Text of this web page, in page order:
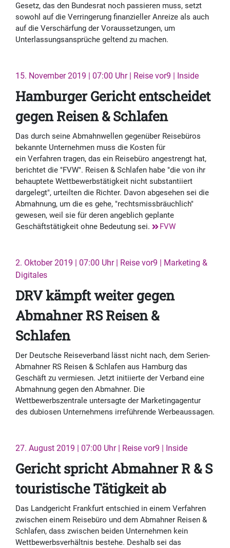
Gesetz, das den Bundesrat noch passieren muss, setzt
sowohl auf die Verringerung finanzieller Anreize als auch
auf die Verschärfung der Voraussetzungen, um
Unterlassungsansprüche geltend zu machen.
15. November 2019 | 07:00 Uhr | Reise vor9 | Inside
Hamburger Gericht entscheidet
gegen Reisen & Schlafen
Das durch seine Abmahnwellen gegenüber Reisebüros
bekannte Unternehmen muss die Kosten für
ein Verfahren tragen, das ein Reisebüro angestrengt hat,
berichtet die "FVW". Reisen & Schlafen habe "die von ihr
behauptete Wettbewerbstätigkeit nicht substantiiert
dargelegt", urteilten die Richter. Davon abgesehen sei die
Abmahnung, um die es gehe, "rechtsmissbräuchlich"
gewesen, weil sie für deren angeblich geplante
Geschäftstätigkeit ohne Bedeutung sei.
FVW
2. Oktober 2019 | 07:00 Uhr | Reise vor9 | Marketing &
Digitales
DRV kämpft weiter gegen
Abmahner RS Reisen &
Schlafen
Der Deutsche Reiseverband lässt nicht nach, dem Serien-
Abmahner RS Reisen & Schlafen aus Hamburg das
Geschäft zu vermiesen. Jetzt initiierte der Verband eine
Abmahnung gegen den Abmahner. Die
Wettbewerbszentrale untersagte der Marketingagentur
des dubiosen Unternehmens irreführende Werbeaussagen.
27. August 2019 | 07:00 Uhr | Reise vor9 | Inside
Gericht spricht Abmahner R & S
touristische Tätigkeit ab
Das Landgericht Frankfurt entschied in einem Verfahren
zwischen einem Reisebüro und dem Abmahner Reisen &
Schlafen, dass zwischen beiden Unternehmen kein
Wettbewerbsverhältnis bestehe. Deshalb sei das